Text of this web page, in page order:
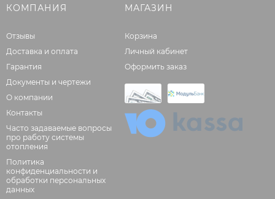
КОМПАНИЯ
Отзывы
Доставка и оплата
Гарантия
Документы и чертежи
О компании
Контакты
Часто задаваемые вопросы
про работу системы
отопления
Политика
конфиденциальности и
обработки персональных
данных
МАГАЗИН
Корзина
Личный кабинет
Оформить заказ